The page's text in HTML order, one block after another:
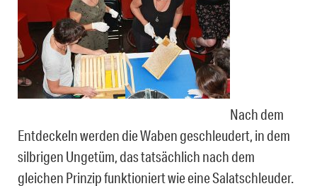
Nach dem
Entdeckeln werden die Waben geschleudert, in dem
silbrigen Ungetüm, das tatsächlich nach dem
gleichen Prinzip funktioniert wie eine Salatschleuder.